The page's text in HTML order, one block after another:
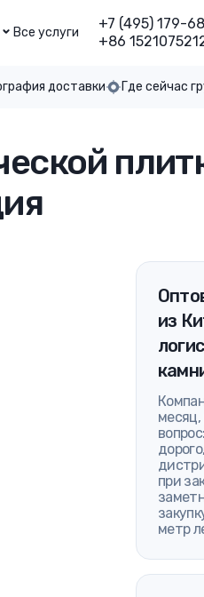
Все услуги
+7 (495) 179-
+86
доставки Где сейчас
из
месяц,
при
метр